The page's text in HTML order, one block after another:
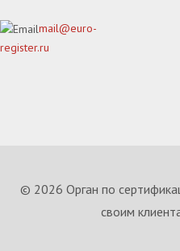
mail@euro-
register.ru
© 2026 Орган по
своим